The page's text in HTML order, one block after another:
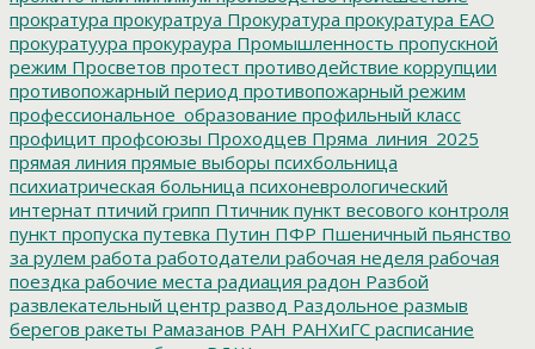
прократура прокуратруа Прокуратура прокуратура ЕАО
прокуратуура прокураура Промышленность пропускной
режим Просветов протест противодействие коррупции
противопожарный период противопожарный режим
профессиональное_образование профильный класс
профицит профсоюзы Проходцев Пряма_линия_2025
прямая линия прямые выборы психбольница
психиатрическая больница психоневрологический
интернат птичий грипп Птичник пункт весового контроля
пункт пропуска путевка Путин ПФР Пшеничный пьянство
за рулем работа работодатели рабочая неделя рабочая
поездка рабочие места радиация радон Разбой
развлекательный центр развод Раздольное размыв
берегов ракеты Рамазанов РАН РАНХиГС расписание